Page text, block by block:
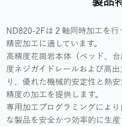
ND820-2Fは２軸同時加工を行
精密加工に適しています。
高精度花崗岩本体（ベッド、
度ネジガイドレールおよび高
り、優れた機械的安定性と熱
精度の加工を提供します。
専用加工プログラミングによ
な製品を安全かつ効率的に生産